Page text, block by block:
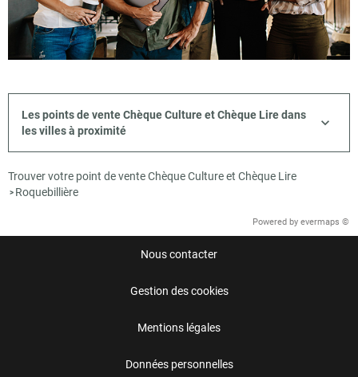
Les points de vente Chèque Culture et Chèque Lire dans
les villes à proximité
Trouver votre point de vente Chèque Culture et Chèque Lire
> Roquebillière
Powered by evermaps ©
Nous contacter
Gestion des cookies
Mentions légales
Données personnelles